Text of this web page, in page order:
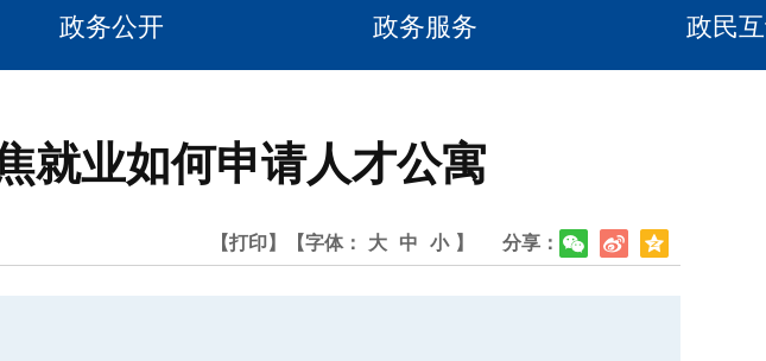
政务公开 政务服务 政民
就业如何申请人才公寓
分享：
【打印】 【字体： 大 中 小 】